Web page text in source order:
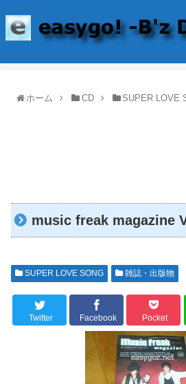
ホーム CD SUPER LOVE
music freak magazine
SUPER LOVE SONG 雑誌・出版物
Twitter Facebook Pocket